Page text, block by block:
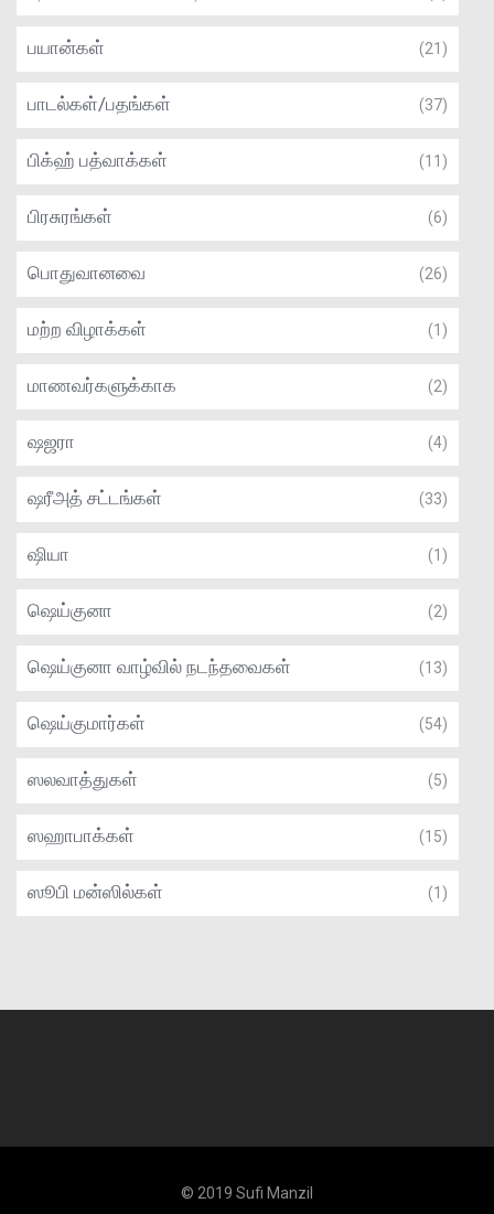
பயான்கள் (21)
பாடல்கள்/பதங்கள் (37)
பிக்ஹ் பத்வாக்கள் (11)
பிரசுரங்கள் (6)
பொதுவானவை (26)
மற்ற விழாக்கள் (1)
மாணவர்களுக்காக (2)
ஷஜரா (4)
ஷரீஅத் சட்டங்கள் (33)
ஷியா (1)
ஷெய்குனா (2)
ஷெய்குனா வாழ்வில் நடந்தவைகள் (13)
ஷெய்குமார்கள் (54)
ஸலவாத்துகள் (5)
ஸஹாபாக்கள் (15)
ஸூபி மன்ஸில்கள் (1)
© 2019 Sufi Manzil